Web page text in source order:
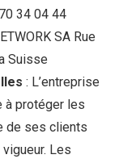
34 04 44
SA Rue
Suisse
: L’entreprise
à protéger les
de ses clients
Les